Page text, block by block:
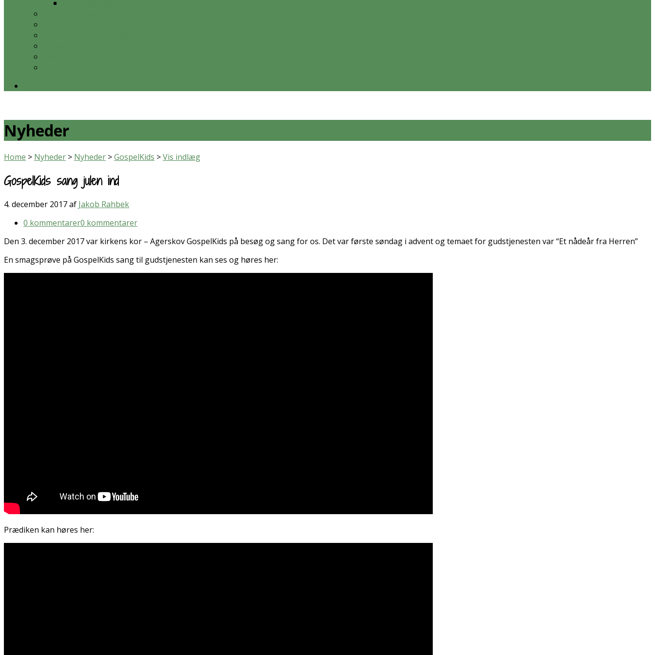
Nyheder
Home > Nyheder > Nyheder >GospelKids >Vis indlæg
GospelKids sang julen ind
4. december 2017af Jakob Rahbek
0 kommentarer0 kommentarer
Den 3. december 2017 var kirkens kor – Agerskov GospelKids på besøg og sang for os. Det var første søndag i advent og temaet for gudstjenesten var “Et nådeår fra Herren”
En smagsprøve på GospelKids sang til gudstjenesten kan ses og høres her:
Prædiken kan høres her: